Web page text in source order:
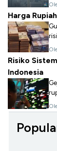
Harga
Risiko
Indonesia